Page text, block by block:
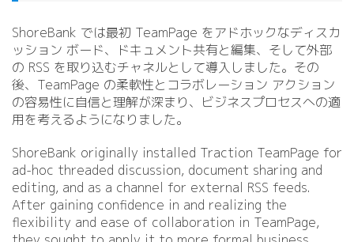
ShoreBank では最初 TeamPage をアドホックなディスカ
ッション ボード、ドキュメント共有と編集、そして外部
の RSS を取り込むチャネルとして導入しました。その
後、TeamPage の柔軟性とコラボレーション アクション
の容易性に自信と理解が深まり、ビジネスプロセスへの適
用を考えるようになりました。
ShoreBank originally installed Traction TeamPage for
ad-hoc threaded discussion, document sharing and
editing, and as a channel for external RSS feeds.
After gaining confidence in and realizing the
flexibility and ease of collaboration in TeamPage,